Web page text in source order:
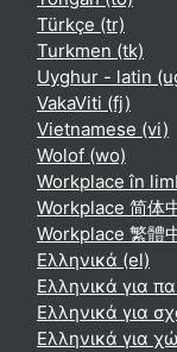
Türkçe ‎(tr)‎
Turkmen ‎(tk)‎
Uyghur - latin
VakaViti ‎(fj)‎
Vietnamese ‎(vi)‎
Wolof ‎(wo)‎
Workplace în
Workplace 简体
Workplace 繁體
Ελληνικά ‎(el)‎
Ελληνικά για
Ελληνικά για
Ελληνικά για